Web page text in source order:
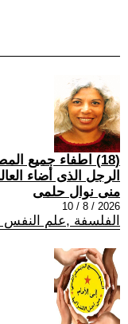
(18) اطفاء جميع
الرجل الذى أضاء
منى نوال حلمى
2026 / 8 / 10
الفلسفة ,علم النفس